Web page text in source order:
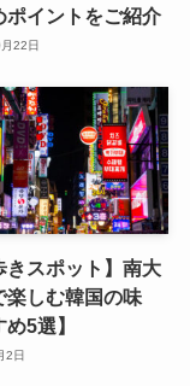
ポイントをご紹介
22日
きスポット】南大
楽しむ韓国の味
め5選】
2日